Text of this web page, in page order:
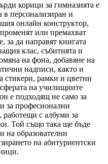
корици за гимназията е
в персонализиран и
онлайн конструктор,
или премахват
за да направят книгата
клас, събитията и
на фона, добавяне на
надписи, както и
стикери, рамки и цветни
на училищните
е подходящ не само за
за професионални
работещи с албуми за
Той също така ще бъде
на образователни
на абитуриентски